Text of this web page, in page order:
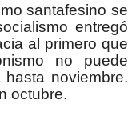
santafesino se
entregó
al primero que
no puede
noviembre.
octubre.